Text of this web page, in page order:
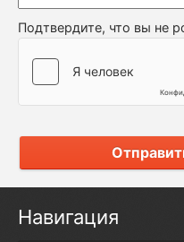
Подтвердите, что вы не
Навигация